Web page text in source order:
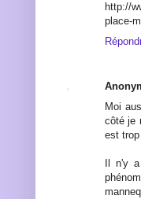
http://
place-
Moi
côté je
est
Il n'y